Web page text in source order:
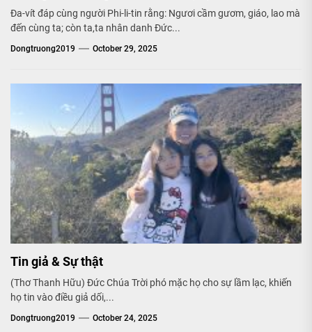
Đa-vít đáp cùng người Phi-li-tin rằng: Ngươi cầm gươm, giáo, lao mà
đến cùng ta; còn ta,ta nhân danh Đức...
Dongtruong2019 October 29, 2025
Tin giả & Sự thật
(Thơ Thanh Hữu) Đức Chúa Trời phó mặc họ cho sự lầm lạc, khiến
họ tin vào điều giả dối,...
Dongtruong2019 October 24, 2025